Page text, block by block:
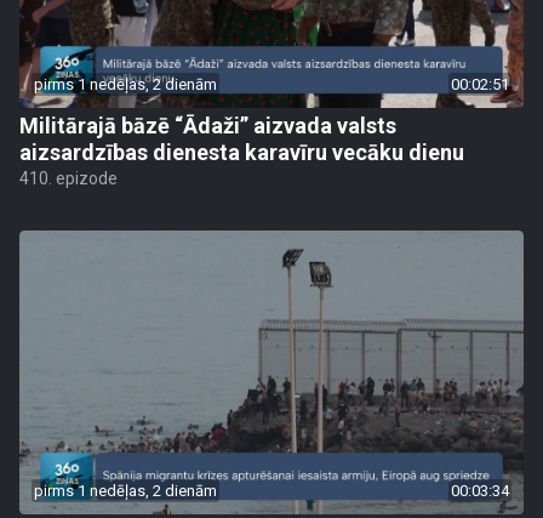
pirms 1 nedēļas, 2 dienām 00:02:51
Militārajā bāzē “Ādaži” aizvada valsts
aizsardzības dienesta karavīru vecāku dienu
410. epizode
pirms 1 nedēļas, 2 dienām 00:03:34